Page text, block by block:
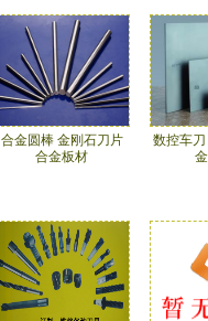
合金圆棒 金刚石刀片
合金板材
数控车